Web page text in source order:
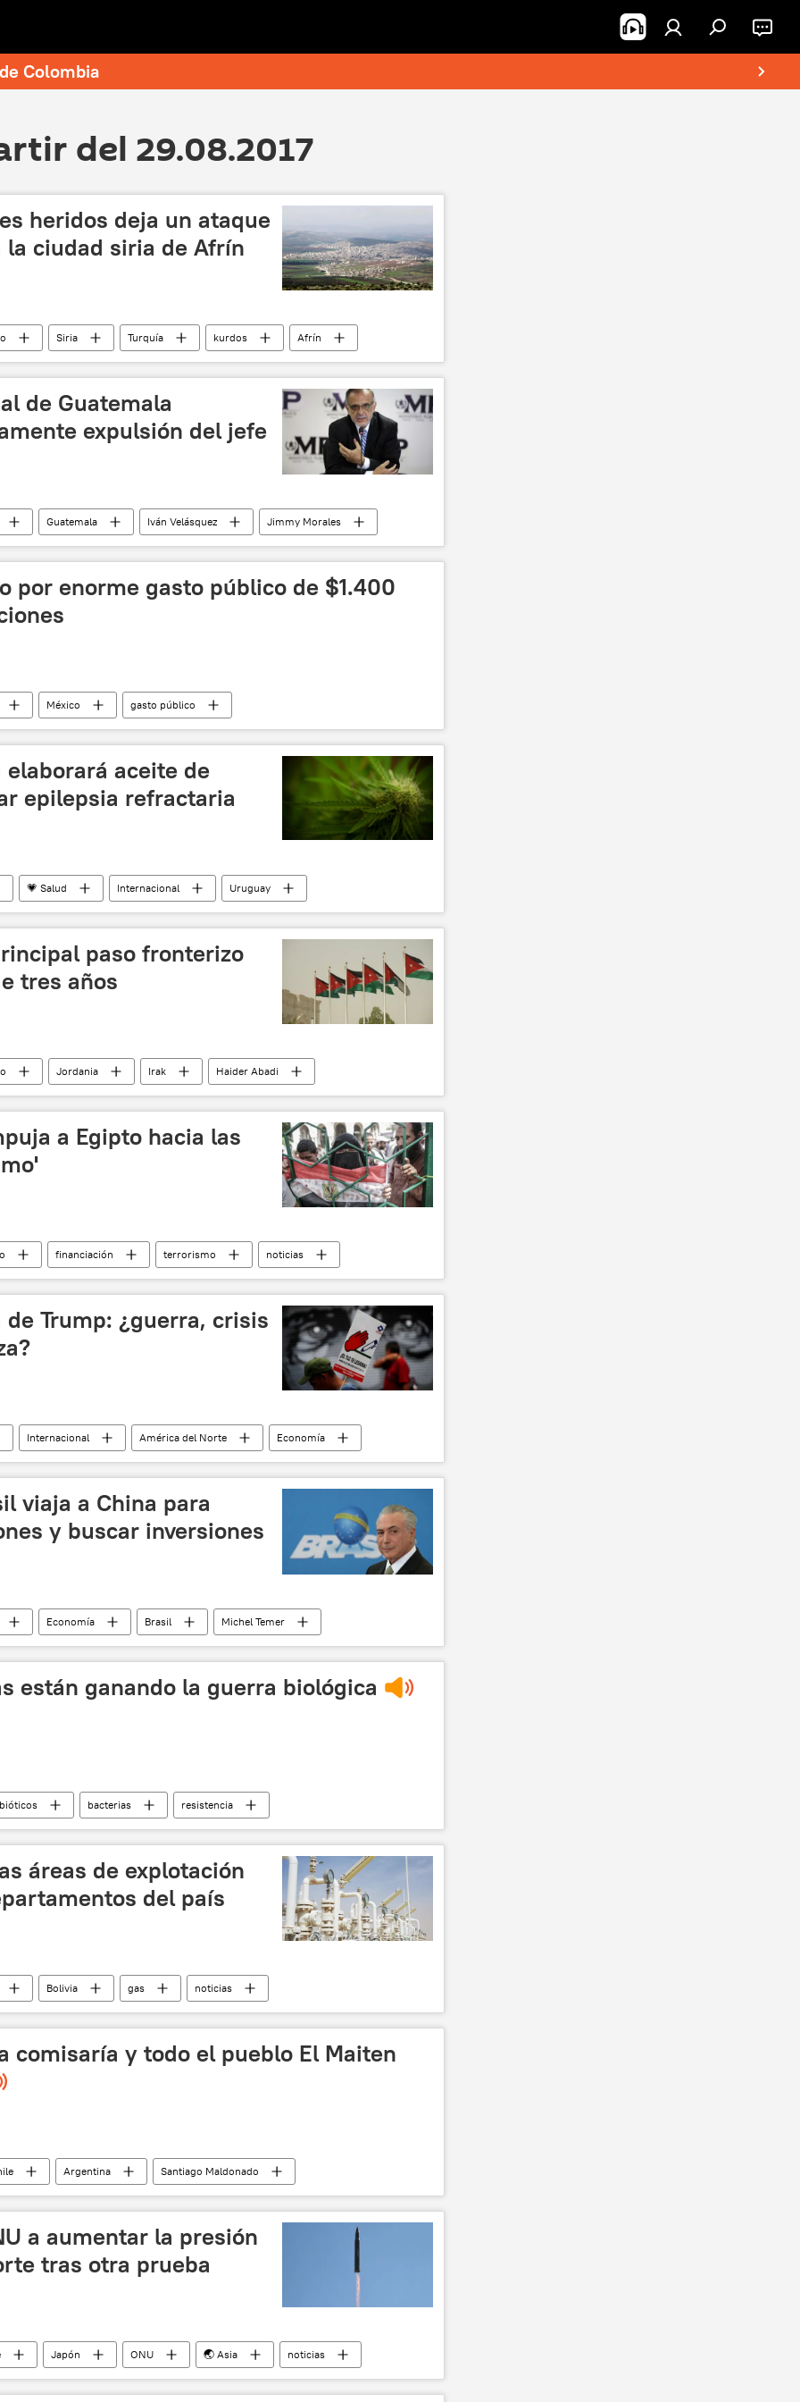
Colombia
del 29.08.2017
heridos deja un ataque
ciudad siria de Afrín
Siria Turquía kurdos
Afrín
de Guatemala
expulsión del jefe
Guatemala Iván Velásquez
Jimmy Morales
en Guatemala (CICIG)
Corte Constitucional de Guatemala
por enorme gasto público de $1.400
México
gasto público
noticias
aceite de
epilepsia refractaria
💗 Salud Internacional
Uruguay
noticias
paso fronterizo
tres años
Jordania Irak
Haider Abadi
a Egipto hacia las
financiación terrorismo noticias
Trump: ¿guerra, crisis
Internacional América del Norte
Economía
Donald Trump
Enrique Peña Nieto
viaja a China para
y buscar inversiones
Economía Brasil
Michel Temer
están ganando la guerra biológica
bacterias resistencia
áreas de explotación
del país
Bolivia gas noticias
comisaría y todo el pueblo El Maiten
Argentina
Santiago Maldonado
mapuches
tierra
a aumentar la presión
tras otra prueba
Japón ONU 🌏 Asia noticias